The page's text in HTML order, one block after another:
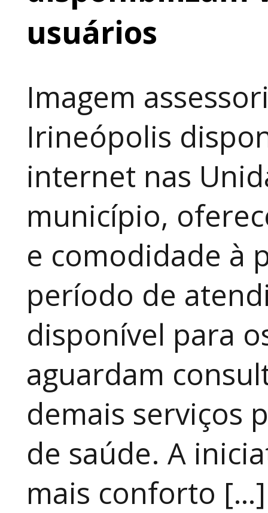
usuários
Imagem
Irineópolis
internet nas
município,
e comodidade à
período de
disponível para
aguardam
demais serviços
de saúde. A
mais conforto […]